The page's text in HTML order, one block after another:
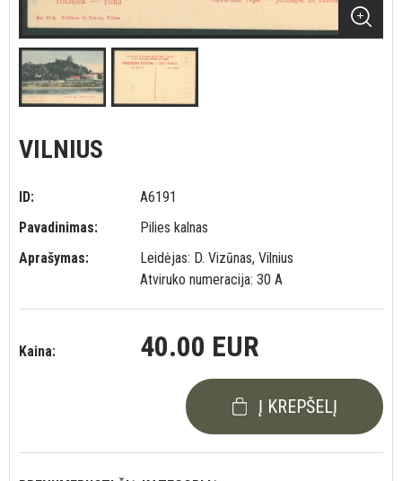
VILNIUS
ID:
A6191
Pavadinimas:
Pilies kalnas
Aprašymas:
Leidėjas: D. Vizūnas, Vilnius
Atviruko numeracija: 30 A
Kaina: 40.00 EUR
Į KREPŠELĮ